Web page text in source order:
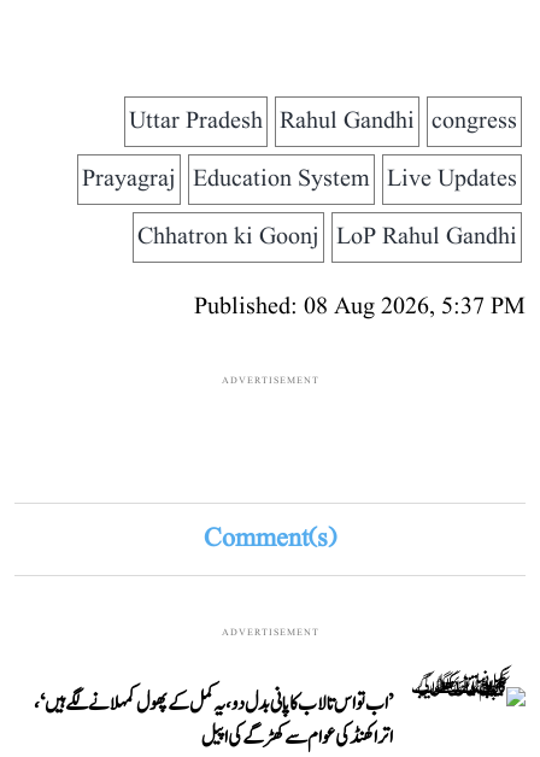
congress
Rahul Gandhi
Uttar Pradesh
Live Updates
Education System
Prayagraj
LoP Rahul Gandhi
Chhatron ki Goonj
Published: 08 Aug 2026, 5:37 PM
ADVERTISEMENT
Comment(s)
ADVERTISEMENT
’اب تو اس تالاب کا پانی بدل دو، یہ کمل کے پھول کمہلانے لگے ہیں‘،
اتراکھنڈ کی عوام سے کھڑگے کی اپیل